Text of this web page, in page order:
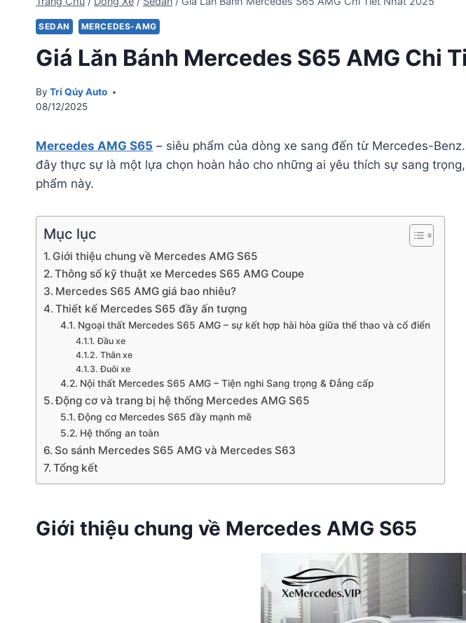
SEDAN MERCEDES-AMG
Giá Lăn Bánh Mercedes S65 AMG Chi
By Trí Qúy Auto
08/12/2025
Mercedes AMG S65 – siêu phẩm của dòng xe sang đến từ Mercedes-
đây thực sự là một lựa chọn hoàn hảo cho những ai yêu thích sự sang
phẩm này.
Mục lục
Giới thiệu chung về Mercedes AMG S65
Thông số kỹ thuật xe Mercedes S65 AMG Coupe
Mercedes S65 AMG giá bao nhiêu?
Thiết kế Mercedes S65 đầy ấn tượng
Ngoại thất Mercedes S65 AMG – sự kết hợp hài hòa giữa thể thao và cổ điển
Đầu xe
Thân xe
Đuôi xe
Nội thất Mercedes S65 AMG – Tiện nghi Sang trọng & Đẳng cấp
Động cơ và trang bị hệ thống Mercedes AMG S65
Động cơ Mercedes S65 đầy mạnh mẽ
Hệ thống an toàn
So sánh Mercedes S65 AMG và Mercedes S63
Tổng kết
Giới thiệu chung về Mercedes AMG S65